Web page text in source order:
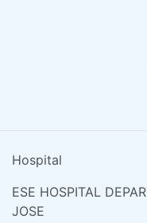
Hospital
ESE HOSPITAL
JOSE